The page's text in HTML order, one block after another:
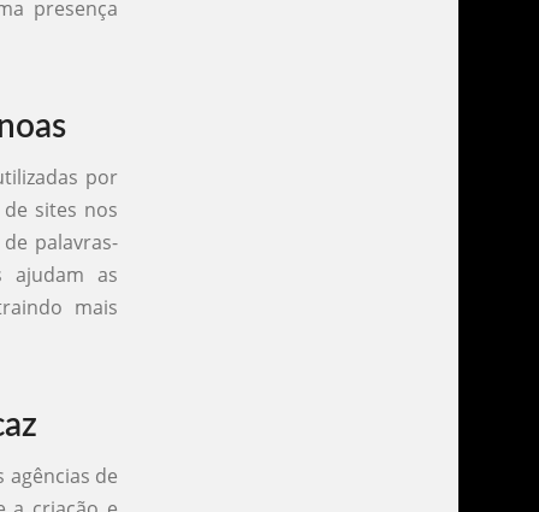
presença
por
sites nos
palavras-
ajudam as
mais
de